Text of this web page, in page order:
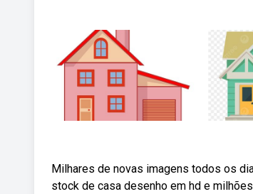
Milhares de novas imagens todos os
stock de casa desenho em hd e